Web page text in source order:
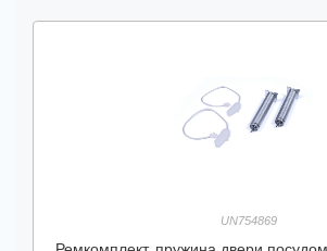
UN754869